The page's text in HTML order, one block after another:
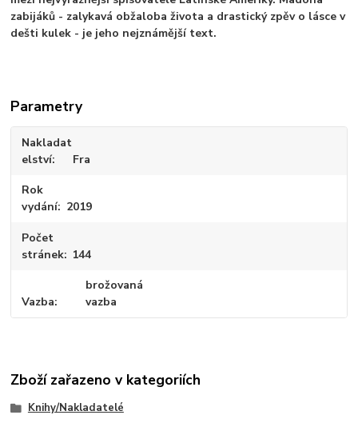
zabijáků - zalykavá obžaloba života a drastický zpěv o lásce v
dešti kulek - je jeho nejznámější text.
Parametry
Nakladat
elství
Fra
Rok
vydání
2019
Počet
stránek
144
Vazba
brožovaná
vazba
Zboží zařazeno v kategoriích
Knihy/Nakladatelé